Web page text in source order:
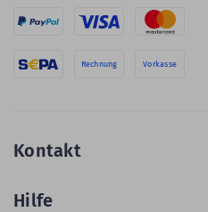
Rechnung Vorkasse
Kontakt
Hilfe